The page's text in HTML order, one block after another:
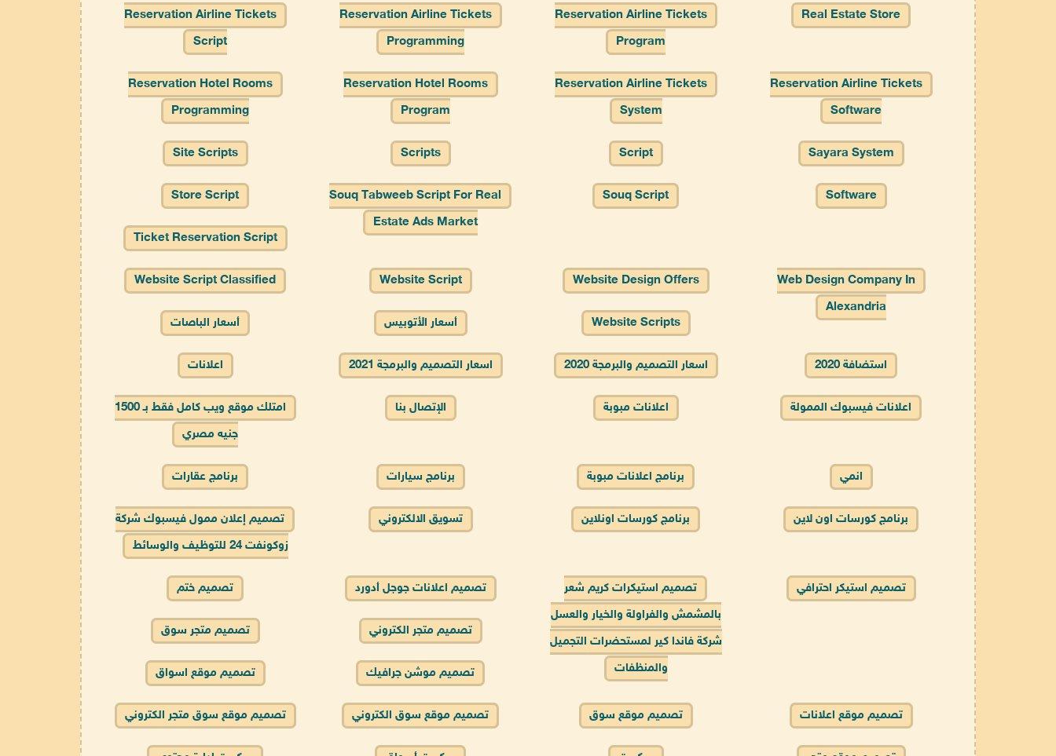
Real Estate Store
Reservation Airline Tickets
Program
Reservation Airline Tickets
Programming
Reservation Airline Tickets
Script
Reservation Airline Tickets
Software
Reservation Airline Tickets
System
Reservation Hotel Rooms
Program
Reservation Hotel Rooms
Programming
Sayara System
Script
Scripts
Site Scripts
Software
Souq Script
Souq Tabweeb Script For Real
Estate Ads Market
Store Script
Ticket Reservation Script
Web Design Company In
Alexandria
Website Design Offers
Website Script
Website Script Classified
Website Scripts أسعار الأتوبيس أسعار الباصات
استضافة 2020 اسعار التصميم والبرمجة 2020 اسعار التصميم والبرمجة 2021 اعلانات
اعلانات فيسبوك الممولة اعلانات مبوبة الإتصال بنا
امتلك موقع ويب كامل فقط بـ 1500
جنيه مصري
انمي برنامج اعلانات مبوبة برنامج سيارات برنامج عقارات
برنامج كورسات اون لاين برنامج كورسات اونلاين تسويق الالكتروني
تصميم إعلان ممول فيسبوك شركة
زوكونفت 24 للتوظيف والوسائط
تصميم استيكر احترافي
تصميم استيكرات كريم شعر
بالمشمش والفراولة والخيار والعسل
شركة فاندا كير لمستحضرات التجميل
والمنظفات
تصميم اعلانات جوجل أدورد تصميم ختم
تصميم متجر الكتروني تصميم متجر سوق
تصميم موشن جرافيك تصميم موقع اسواق
تصميم موقع اعلانات تصميم موقع سوق تصميم موقع سوق الكتروني تصميم موقع سوق متجر الكتروني